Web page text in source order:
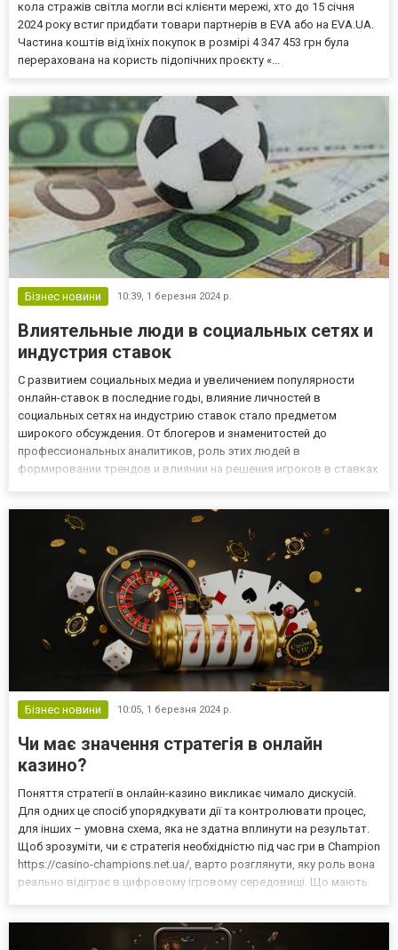
кола стражів світла могли всі клієнти мережі, хто до 15 січня
2024 року встиг придбати товари партнерів в EVA або на EVA.UA.
Частина коштів від їхніх покупок в розмірі 4 347 453 грн була
перерахована на користь підопічних проєкту «...
Бізнес новини 10:39, 1 березня 2024 р.
Влиятельные люди в социальных сетях и
индустрия ставок
С развитием социальных медиа и увеличением популярности
онлайн-ставок в последние годы, влияние личностей в
социальных сетях на индустрию ставок стало предметом
широкого обсуждения. От блогеров и знаменитостей до
профессиональных аналитиков, роль этих людей в
формировании трендов и влиянии на решения игроков в ставках
букмекерских контор, а...
Бізнес новини 10:05, 1 березня 2024 р.
Чи має значення стратегія в онлайн
казино?
Поняття стратегії в онлайн-казино викликає чимало дискусій.
Для одних це спосіб упорядкувати дії та контролювати процес,
для інших – умовна схема, яка не здатна вплинути на результат.
Щоб зрозуміти, чи є стратегія необхідністю під час гри в Champion
https://casino-champions.net.ua/, варто розглянути, яку роль вона
реально відіграє в цифровому ігровому середовищі. Що мають